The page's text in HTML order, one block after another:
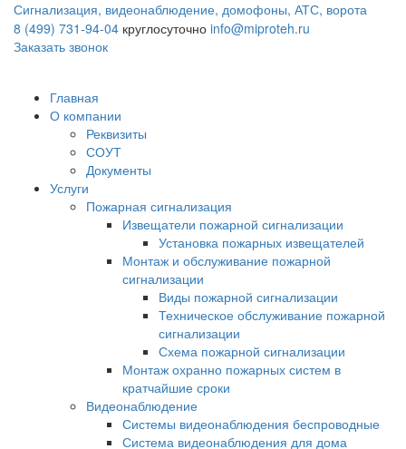
Сигнализация, видеонаблюдение, домофоны, АТС, ворота
8 (499) 731-94-04 круглосуточно info@miproteh.ru
Заказать звонок
Главная
О компании
Реквизиты
СОУТ
Документы
Услуги
Пожарная сигнализация
Извещатели пожарной сигнализации
Установка пожарных извещателей
Монтаж и обслуживание пожарной
сигнализации
Виды пожарной сигнализации
Техническое обслуживание пожарной
сигнализации
Схема пожарной сигнализации
Монтаж охранно пожарных систем в
кратчайшие сроки
Видеонаблюдение
Системы видеонаблюдения беспроводные
Система видеонаблюдения для дома